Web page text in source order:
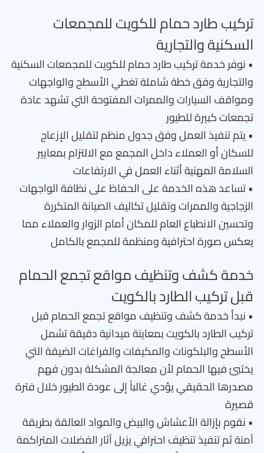
تركيب طارد حمام للكويت للمجمعات
السكنية والتجارية
• نوفر خدمة تركيب طارد حمام للكويت للمجمعات السكنية
والتجارية وفق خطة شاملة تغطي الأسطح والواجهات
ومواقف السيارات والممرات المفتوحة التي تشهد عادة
تجمعات كبيرة للطيور
• يتم تنفيذ العمل وفق جدول منظم لتقليل الإزعاج
للسكان أو العملاء داخل المجمع مع الالتزام بمعايير
السلامة المهنية أثناء العمل في الارتفاعات
• تساعد هذه الخدمة على الحفاظ على نظافة الواجهات
الزجاجية والممرات وتقليل تكاليف الصيانة المتكررة
وتحسين الانطباع العام للمكان أمام الزوار والعملاء مما
يعكس صورة احترافية ومنظمة للمجمع بالكامل
خدمة كشف وتنظيف مواقع تجمع الحمام
قبل تركيب الطارد بالكويت
• نبدأ خدمة كشف وتنظيف مواقع تجمع الحمام قبل
تركيب الطارد بالكويت بمعاينة ميدانية دقيقة تشمل
الأسطح والبلكونات والمكيفات والفراغات الضيقة التي
يختبئ فيها الحمام لأن معالجة المشكلة بدون فهم
مصدرها الحقيقي يؤدي غالباً إلى عودة الطيور خلال فترة
قصيرة
• نقوم بإزالة الأعشاش والبيض والمواد العالقة بطريقة
آمنة ثم تنفيذ تنظيف احترافي يزيل آثار الفضلات المتراكمة